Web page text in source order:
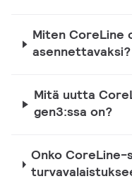
Miten CoreLine
asennettavaksi?
Mitä uutta
gen3:ssa on?
Onko CoreLine-